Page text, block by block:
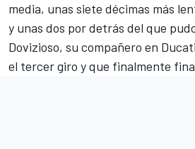
media, unas siete décimas más
y unas dos por detrás del que
Dovizioso, su compañero en
el tercer giro y que finalmente